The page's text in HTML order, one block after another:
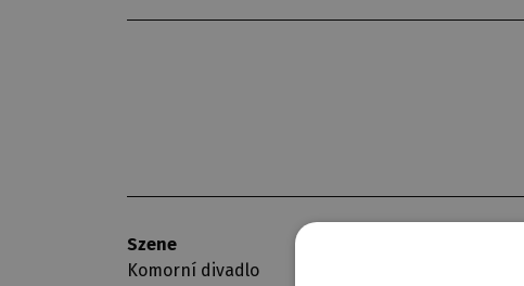
Szene
Komorní divadlo